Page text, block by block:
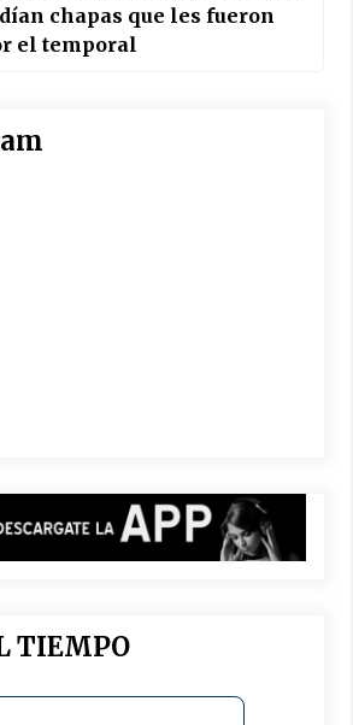
chapas que les fueron
el temporal
TIEMPO